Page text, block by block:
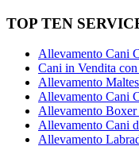
TOP TEN
Allevamento Cani
Cani in Vendita
Allevamento
Allevamento Cani
Allevamento
Allevamento Cani
Allevamento